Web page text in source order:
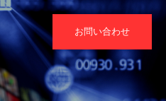
お問い合わせ